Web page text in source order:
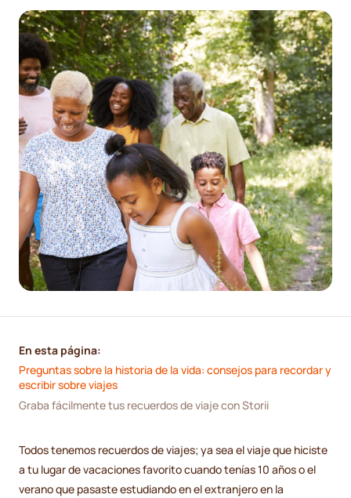
En esta página:
Preguntas sobre la historia de la vida: consejos para recordar y
escribir sobre viajes
Graba fácilmente tus recuerdos de viaje con Storii
Todos tenemos recuerdos de viajes; ya sea el viaje que hiciste
a tu lugar de vacaciones favorito cuando tenías 10 años o el
verano que pasaste estudiando en el extranjero en la